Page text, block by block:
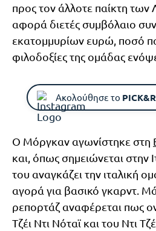
προς τον άλλοτε παίκτη των
αφορά διετές συμβόλαιο
εκατομμυρίων ευρώ, ποσό
φιλοδοξίες της ομάδας
Ακολούθησε το
Ο Μόργκαν αγωνίστηκε στη
και, όπως σημειώνεται στην
του αναγκάζει την ιταλική
αγορά για βασικό γκαρντ.
ρεπορτάζ αναφέρεται πως
Τζέι Ντι Νόταϊ και του Ντι